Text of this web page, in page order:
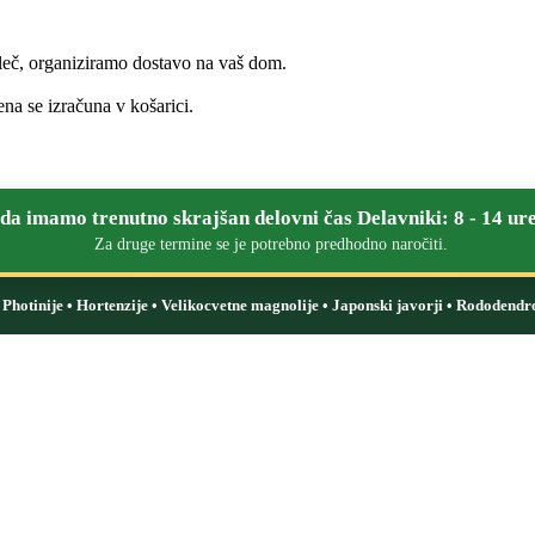
organiziramo dostavo na vaš dom.
se izračuna v košarici.
imamo trenutno skrajšan delovni čas Delavniki: 8 - 14
Za druge termine se je potrebno predhodno naročiti.
• Hortenzije • Velikocvetne magnolije • Japonski javorji •